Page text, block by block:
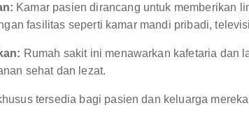
Kamar pasien dirancang untuk memberikan
fasilitas seperti kamar mandi pribadi,
Rumah sakit ini menawarkan kafetaria dan
sehat dan lezat.
tersedia bagi pasien dan keluarga